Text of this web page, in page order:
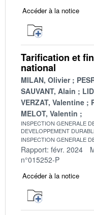
Accéder à la notice
Tarification et
national
MILAN, Olivier
SAUVANT, Alain
VERZAT, Valentine
MELOT, Valentin
INSPECTION GENERALE
DEVELOPPEMENT
INSPECTION GENERALE
Rapport: févr. 2024
n°015252-P
Accéder à la notice